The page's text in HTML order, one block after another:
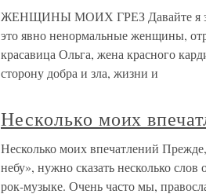
ЖЕНЩИНЫ МОИХ ГРЕЗ Давайте я
это явно ненормальные женщины,
красавица Ольга, жена красного
сторону добра и зла, жизни и
Несколько моих
Несколько моих впечатлений
небу», нужно сказать несколько
рок-музыке. Очень часто мы,